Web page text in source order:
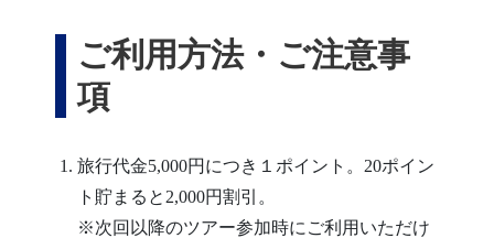
ご利用方法・ご注意事
項
旅行代金5,000円につき１ポイント。20ポイン
ト貯まると2,000円割引。
※次回以降のツアー参加時にご利用いただけ